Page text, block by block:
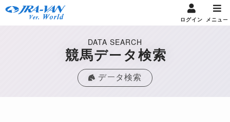
ログイン メニュー
DATA SEARCH
競馬データ検索
データ検索